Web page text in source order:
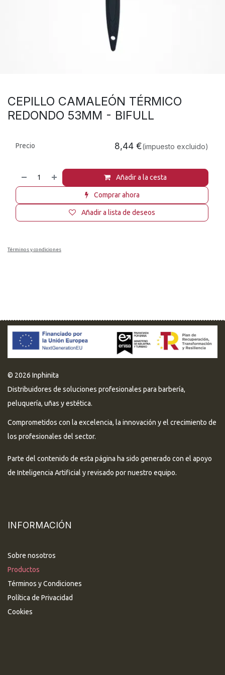
CEPILLO CAMALEÓN TÉRMICO
REDONDO 53MM - BIFULL
Añadir a la cesta
Comprar ahora
Añadir a lista de deseos
Precio 8,44 €(impuesto excluido)
Términos y condiciones
© 2026 Inphinita
Distribuidores de soluciones profesionales para barbería,
peluquería, uñas y estética.
Comprometidos con la excelencia, la innovación y el crecimiento de
los profesionales del sector.
Parte del contenido de esta página ha sido generado con el apoyo
de Inteligencia Artificial y revisado por nuestro equipo.
INFORMACIÓN
Sobre nosotros
Productos
Términos y Condiciones
Política de Privacidad
Cookies